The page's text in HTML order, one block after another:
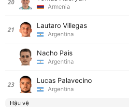
20
Armenia
21 Lautaro Villegas
Argentina
Nacho Pais
Argentina
23 Lucas Palavecino
Argentina
Hậu vệ